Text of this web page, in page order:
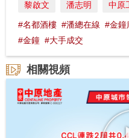
黎啟文 潘志明 中原
#名都酒樓 #潘總在線 #金鐘
#金鐘 #大手成交
相關視頻